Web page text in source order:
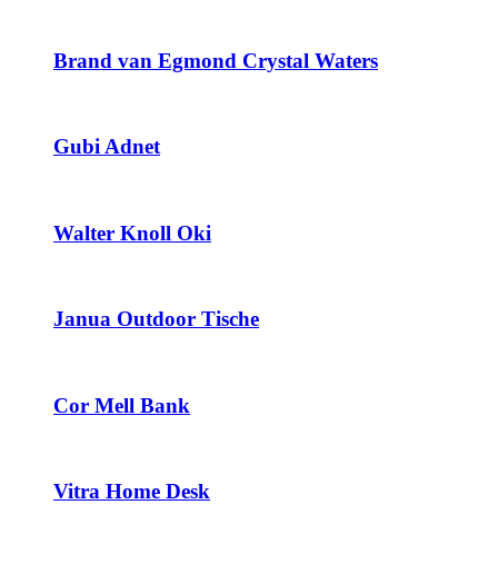
Brand van Egmond Crystal Waters
Gubi Adnet
Walter Knoll Oki
Janua Outdoor Tische
Cor Mell Bank
Vitra Home Desk